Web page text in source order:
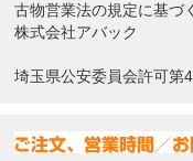
古物営業法の規定に基づ
株式会社アバック
埼玉県公安委員会許可第